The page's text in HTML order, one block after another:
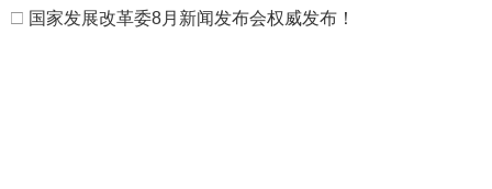
□ 国家发展改革委8月新闻发布会权威发布！